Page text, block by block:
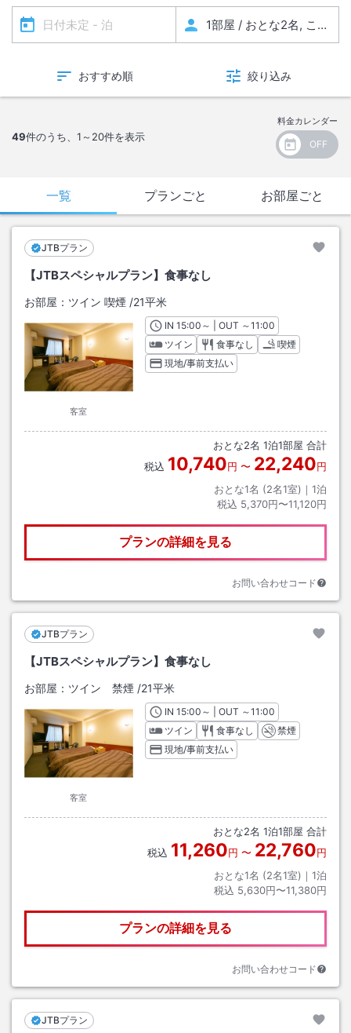
おすすめ順 絞り込み
49件のうち、 1～20件を表示
料金カレンダー
一覧 プランごと お部屋ごと
JTBプラン
【JTBスペシャルプラン】食事なし
お部屋： ツイン 喫煙 /21平米
客室
INチェックイン
15:00 ～ | OUT チェックアウト
～11:00
ツイン
食事なし
喫煙
現地/事前支払い
おとな2名 1泊1部屋 合計
税込 10,740円 〜 22,240円
おとな1名 (2名1室)｜ 1泊
税込 5,370円〜11,120円
プランの詳細を見る
お問い合わせコード
JTBプラン
【JTBスペシャルプラン】食事なし
お部屋： ツイン 禁煙 /21平米
客室
INチェックイン
15:00 ～ | OUT チェックアウト
～11:00
ツイン
食事なし
禁煙
現地/事前支払い
おとな2名 1泊1部屋 合計
税込 11,260円 〜 22,760円
おとな1名 (2名1室)｜ 1泊
税込 5,630円〜11,380円
プランの詳細を見る
お問い合わせコード
JTBプラン